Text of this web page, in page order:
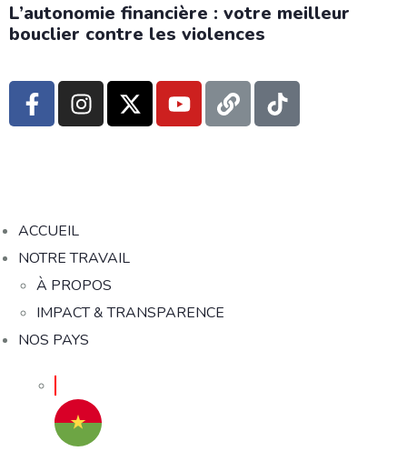
L’autonomie financière : votre meilleur
bouclier contre les violences
ACCUEIL
NOTRE TRAVAIL
À PROPOS
IMPACT & TRANSPARENCE
NOS PAYS